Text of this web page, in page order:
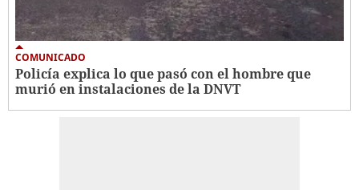
COMUNICADO
Policía explica lo que pasó con el hombre que
murió en instalaciones de la DNVT